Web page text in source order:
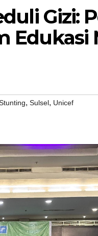
Gizi:
Edukasi
, Sulsel, Unicef